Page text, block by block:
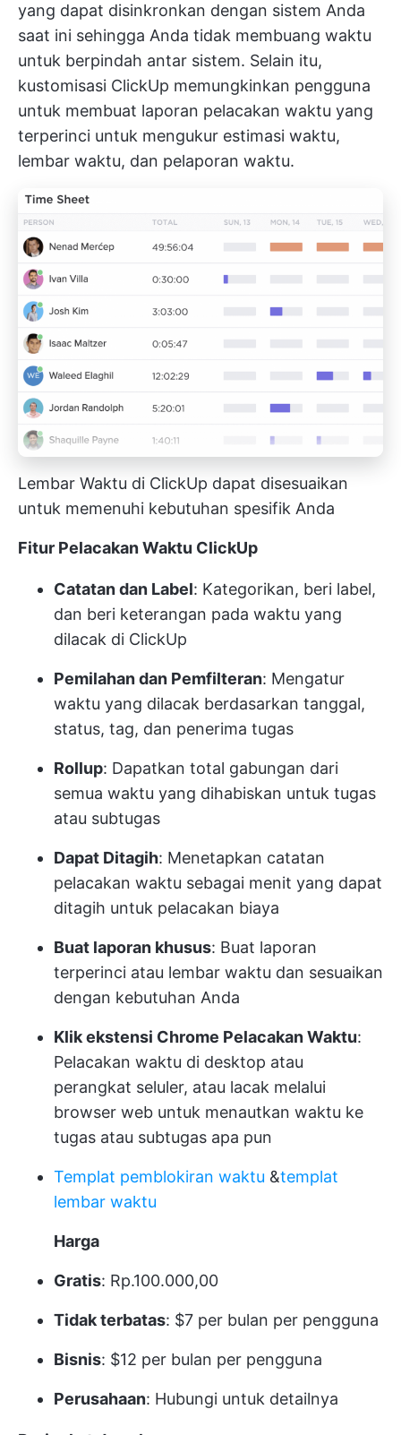
yang dapat disinkronkan dengan sistem Anda
saat ini sehingga Anda tidak membuang waktu
untuk berpindah antar sistem. Selain itu,
kustomisasi ClickUp memungkinkan pengguna
untuk membuat laporan pelacakan waktu yang
terperinci untuk mengukur estimasi waktu,
lembar waktu, dan pelaporan waktu.
Lembar Waktu di ClickUp dapat disesuaikan
untuk memenuhi kebutuhan spesifik Anda
Fitur Pelacakan Waktu ClickUp
Catatan dan Label: Kategorikan, beri label,
dan beri keterangan pada waktu yang
dilacak di ClickUp
Pemilahan dan Pemfilteran: Mengatur
waktu yang dilacak berdasarkan tanggal,
status, tag, dan penerima tugas
Rollup: Dapatkan total gabungan dari
semua waktu yang dihabiskan untuk tugas
atau subtugas
Dapat Ditagih: Menetapkan catatan
pelacakan waktu sebagai menit yang dapat
ditagih untuk pelacakan biaya
Buat laporan khusus: Buat laporan
terperinci atau lembar waktu dan sesuaikan
dengan kebutuhan Anda
Klik ekstensi Chrome Pelacakan Waktu:
Pelacakan waktu di desktop atau
perangkat seluler, atau lacak melalui
browser web untuk menautkan waktu ke
tugas atau subtugas apa pun
Templat pemblokiran waktu &templat
lembar waktu
Harga
Gratis: Rp.100.000,00
Tidak terbatas: $7 per bulan per pengguna
Bisnis: $12 per bulan per pengguna
Perusahaan: Hubungi untuk detailnya